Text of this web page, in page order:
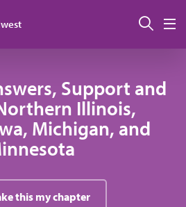
Support and
Illinois,
Michigan, and
this my chapter